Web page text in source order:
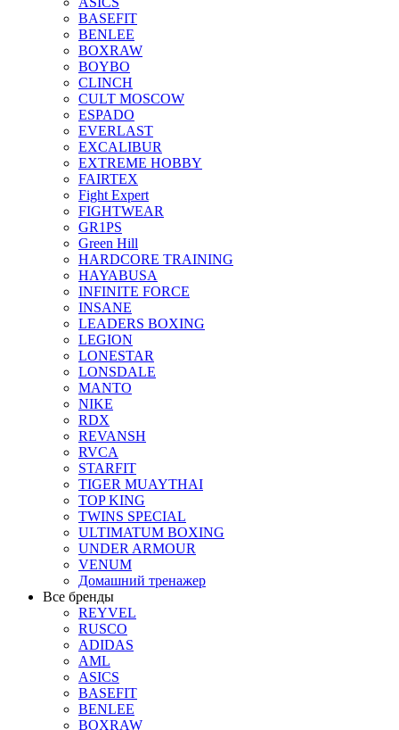
BASEFIT
BENLEE
BOXRAW
BOYBO
CLINCH
CULT MOSCOW
ESPADO
EVERLAST
EXCALIBUR
EXTREME HOBBY
FAIRTEX
Fight Expert
FIGHTWEAR
GR1PS
Green Hill
HARDCORE TRAINING
HAYABUSA
INFINITE FORCE
INSANE
LEADERS BOXING
LEGION
LONESTAR
LONSDALE
MANTO
NIKE
RDX
REVANSH
RVCA
STARFIT
TIGER MUAYTHAI
TOP KING
TWINS SPECIAL
ULTIMATUM BOXING
UNDER ARMOUR
VENUM
Домашний тренажер
Все бренды
REYVEL
RUSCO
ADIDAS
AML
ASICS
BASEFIT
BENLEE
BOXRAW